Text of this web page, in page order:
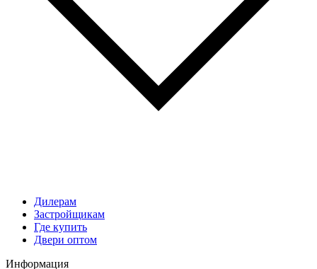
Дилерам
Застройщикам
Где купить
Двери оптом
Информация